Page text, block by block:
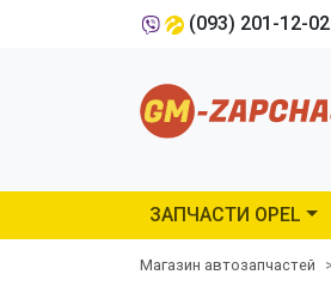
(093) 201-12-02
ЗАПЧАСТИ OPEL
Магазин автозапчастей